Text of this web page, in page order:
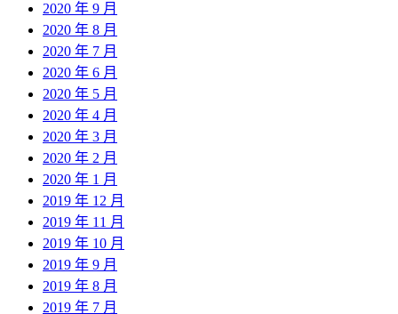
2020 年 9 月
2020 年 8 月
2020 年 7 月
2020 年 6 月
2020 年 5 月
2020 年 4 月
2020 年 3 月
2020 年 2 月
2020 年 1 月
2019 年 12 月
2019 年 11 月
2019 年 10 月
2019 年 9 月
2019 年 8 月
2019 年 7 月